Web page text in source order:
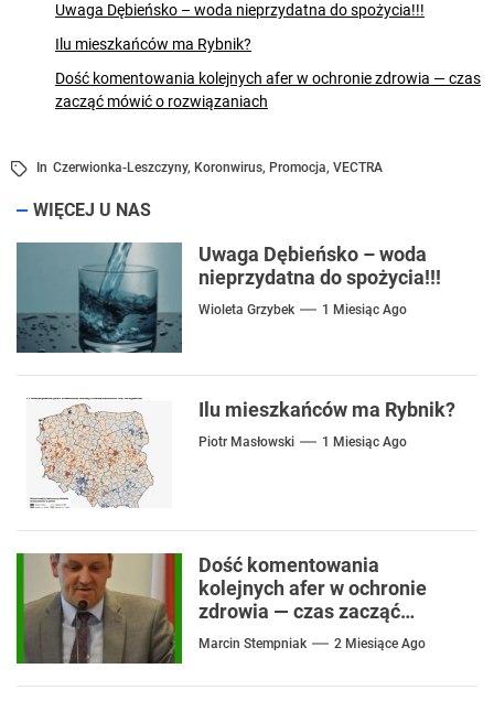
Uwaga Dębieńsko – woda nieprzydatna do spożycia!!!
Ilu mieszkańców ma Rybnik?
Dość komentowania kolejnych afer w ochronie zdrowia — czas
zacząć mówić o rozwiązaniach
In Czerwionka-Leszczyny, Koronwirus, Promocja, VECTRA
WIĘCEJ U NAS
Uwaga Dębieńsko – woda
nieprzydatna do spożycia!!!
Wioleta Grzybek 1 Miesiąc Ago
Ilu mieszkańców ma Rybnik?
Piotr Masłowski 1 Miesiąc Ago
Dość komentowania
kolejnych afer w ochronie
zdrowia — czas zacząć
mówić o rozwiązaniach
Marcin Stempniak 2 Miesiące Ago